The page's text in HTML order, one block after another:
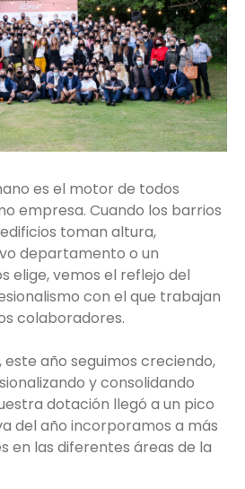
es el motor de todos
empresa. Cuando los barrios
toman altura,
departamento o un
elige, vemos el reflejo del
con el que trabajan
colaboradores.
este año seguimos creciendo,
y consolidando
dotación llegó a un pico
del año incorporamos a más
en las diferentes áreas de la